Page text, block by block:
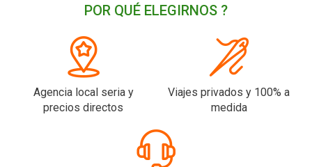
POR QUÉ ELEGIRNOS ?
Agencia local seria y
precios directos
Viajes privados y 100% a
medida